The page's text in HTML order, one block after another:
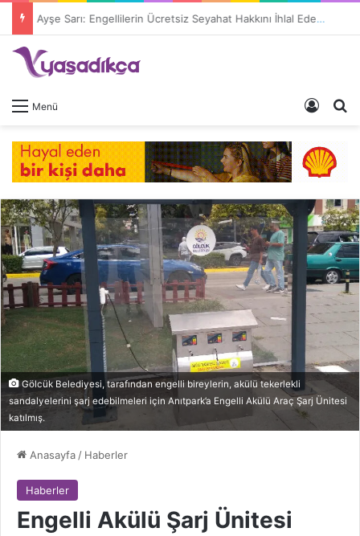
Ayşe Sarı: Engellilerin Ücretsiz Seyahat Hakkını İhlal Edenler Suç İşliyor
Menü Giriş
Gölcük Belediyesi, tarafından engelli bireylerin, akülü tekerlekli
sandalyelerini şarj edebilmeleri için Anıtpark’a Engelli Akülü Araç Şarj Ünitesi
katılmış.
Anasayfa / Haberler
Haberler
Engelli Akülü Şarj Ünitesi